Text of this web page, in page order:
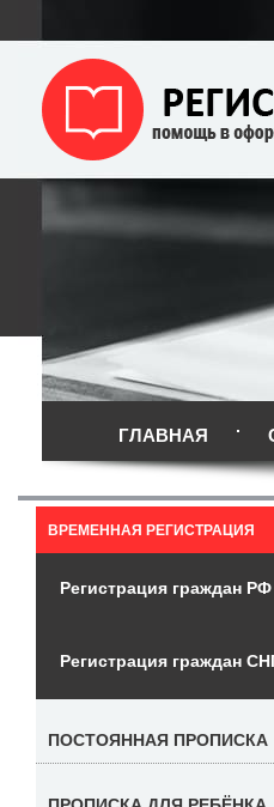
ГЛАВНАЯ
ВРЕМЕННАЯ РЕГИСТРАЦИЯ
Регистрация граждан РФ
Регистрация граждан
ПОСТОЯННАЯ ПРОПИСКА